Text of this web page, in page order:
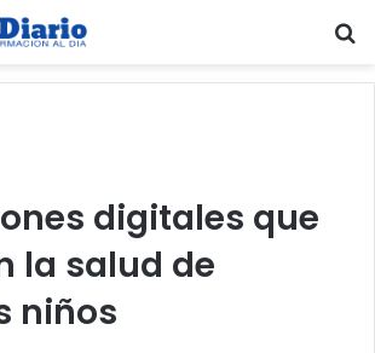
digitales que
la salud de
niños